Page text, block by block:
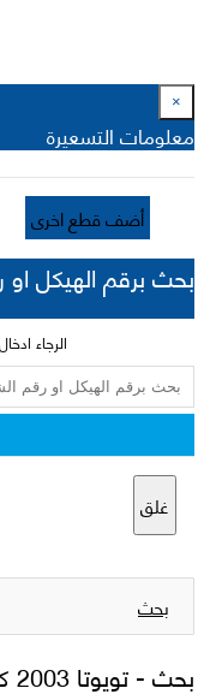
×
معلومات التسعيرة
أضف قطع اخرى
بحث برقم الهيكل
الرجاء
غلق
بحث
بحث -تويوتا 2003 كورولا صدام امامي